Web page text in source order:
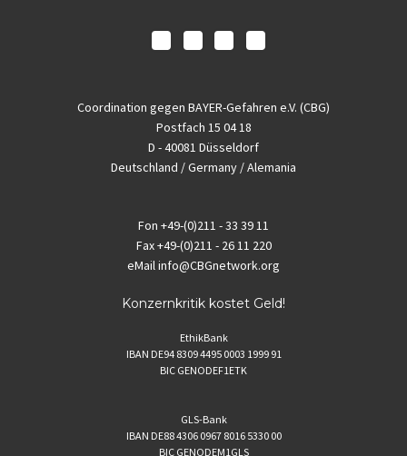
Coordination gegen BAYER-Gefahren e.V. (CBG)
Postfach 15 04 18
D - 40081 Düsseldorf
Deutschland / Germany / Alemania
Fon +49-(0)211 - 33 39 11
Fax+49-(0)211 - 26 11 220
eMailinfo@CBGnetwork.org
Konzernkritik kostet Geld!
EthikBank
IBAN DE94 8309 4495 0003 1999 91
BIC GENODEF1ETK
GLS-Bank
IBAN DE88 4306 0967 8016 5330 00
BIC GENODEM1GLS